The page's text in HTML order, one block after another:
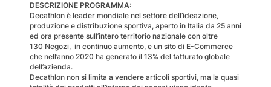
DESCRIZIONE PROGRAMMA:
Decathlon è leader mondiale nel settore dell’ideazione,
produzione e distribuzione sportiva, aperto in Italia da 25 anni
ed ora presente sull’intero territorio nazionale con oltre
130 Negozi, in continuo aumento, e un sito di E-Commerce
che nell’anno 2020 ha generato il 13% del fatturato globale
dell’azienda.
Decathlon non si limita a vendere articoli sportivi, ma la quasi